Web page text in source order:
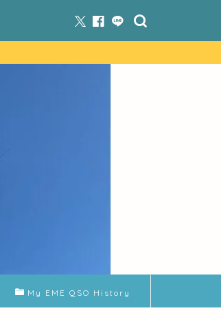
My EME QSO History